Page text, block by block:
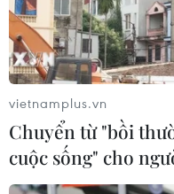
Thêm hai tuyến
thông xe vào
13/05/2023 07:33
Trong hai dự án Cao
vào khánh thành lần
vietnamplus.vn
Chuyển từ "bồi
cuộc sống" cho